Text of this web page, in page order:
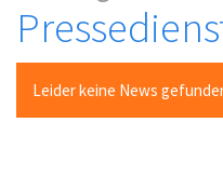
Leider keine News